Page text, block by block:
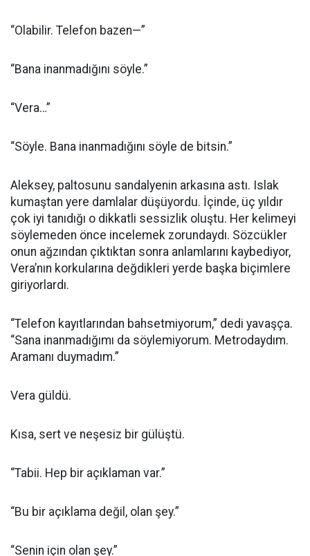
“Olabilir. Telefon bazen—”
“Bana inanmadığını söyle.”
“Vera…”
“Söyle. Bana inanmadığını söyle de bitsin.”
Aleksey, paltosunu sandalyenin arkasına astı. Islak
kumaştan yere damlalar düşüyordu. İçinde, üç yıldır
çok iyi tanıdığı o dikkatli sessizlik oluştu. Her kelimeyi
söylemeden önce incelemek zorundaydı. Sözcükler
onun ağzından çıktıktan sonra anlamlarını kaybediyor,
Vera’nın korkularına değdikleri yerde başka biçimlere
giriyorlardı.
“Telefon kayıtlarından bahsetmiyorum,” dedi yavaşça.
“Sana inanmadığımı da söylemiyorum. Metrodaydım.
Aramanı duymadım.”
Vera güldü.
Kısa, sert ve neşesiz bir gülüştü.
“Tabii. Hep bir açıklaman var.”
“Bu bir açıklama değil, olan şey.”
“Senin için olan şey.”